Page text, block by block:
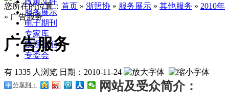
服务展示
电子期刊
专家库
联系我们
专委会
您所在的位置： 首页 » 浙照协 » 服务展示 » 其他服务 » 2010年
» 广告服务
广告服务
有 1335 人浏览 日期： 2010-11-24
分享到： 网站及受众简介：